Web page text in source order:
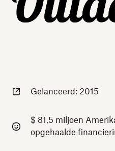
Gelanceerd: 2015
$ 81,5 miljoen
opgehaalde